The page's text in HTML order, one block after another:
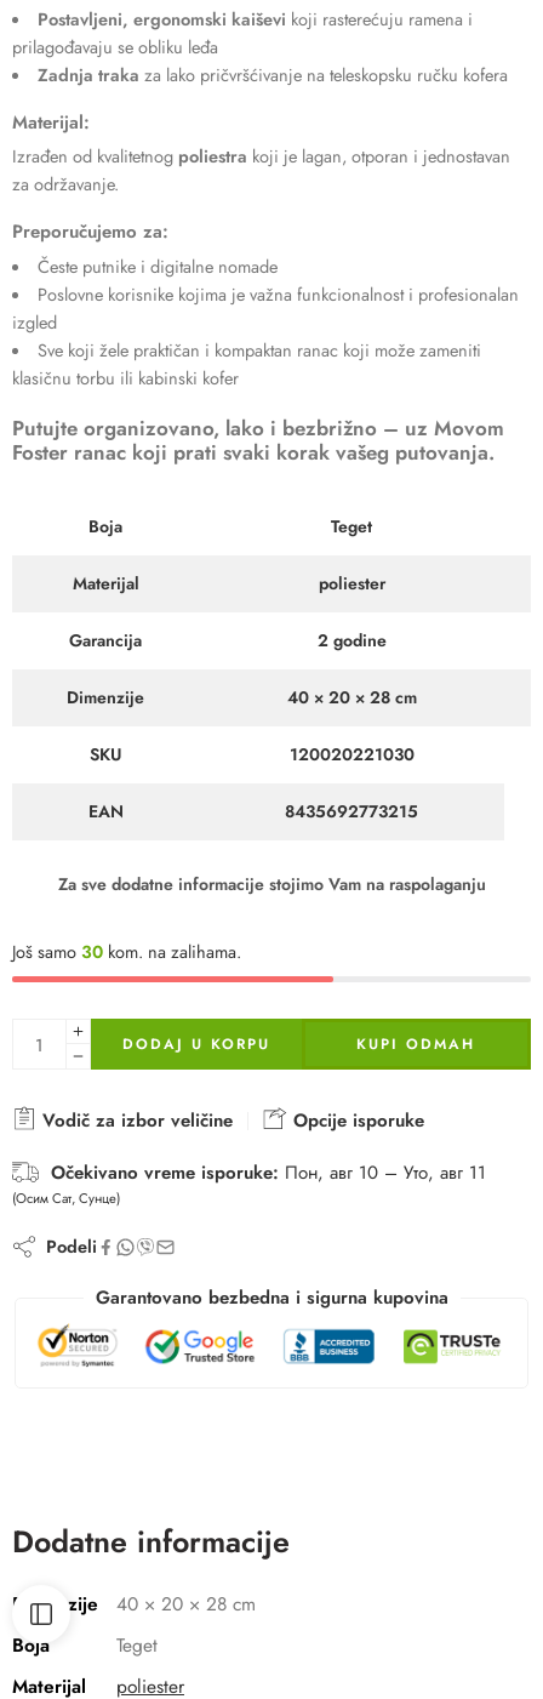
Postavljeni, ergonomski kaiševi koji rasterećuju ramena i
prilagođavaju se obliku leđa
Zadnja traka za lako pričvršćivanje na teleskopsku ručku kofera
Materijal:
Izrađen od kvalitetnog poliestra koji je lagan, otporan i jednostavan
za održavanje.
Preporučujemo za:
Česte putnike i digitalne nomade
Poslovne korisnike kojima je važna funkcionalnost i profesionalan
izgled
Sve koji žele praktičan i kompaktan ranac koji može zameniti
klasičnu torbu ili kabinski kofer
Putujte organizovano, lako i bezbrižno – uz Movom
Foster ranac koji prati svaki korak vašeg putovanja.
Boja Teget
Materijal poliester
Garancija 2 godine
Dimenzije 40 × 20 × 28 cm
SKU 120020221030
EAN 8435692773215
Za sve dodatne informacije stojimo Vam na raspolaganju
Još samo30 kom. na zalihama.
DODAJ U KORPU KUPI ODMAH
Vodič za izbor veličine
Opcije isporuke
Očekivano vreme isporuke: Пон, авг 10 – Уто, авг 11
(Осим Сат, Сунце)
Podeli
Garantovano bezbedna i sigurna kupovina
Dodatne informacije
Dimenzije
40 × 20 × 28 cm
Boja
Teget
Materijal
poliester